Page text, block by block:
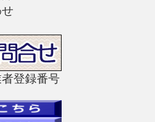
登録番号